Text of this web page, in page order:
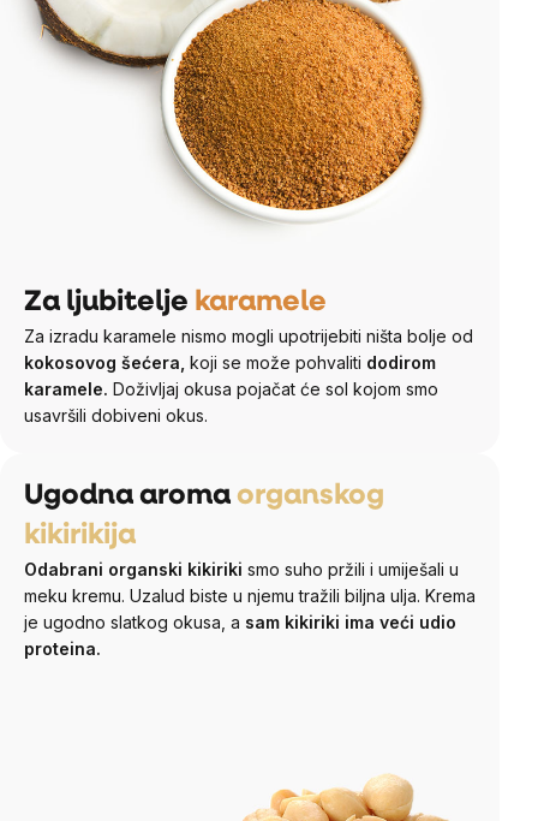
Za ljubitelje karamele
Za izradu karamele nismo mogli upotrijebiti ništa bolje od
kokosovog šećera, koji se može pohvaliti dodirom
karamele. Doživljaj okusa pojačat će sol kojom smo
usavršili dobiveni okus.
Ugodna aroma organskog
kikirikija
Odabrani organski kikiriki smo suho pržili i umiješali u
meku kremu. Uzalud biste u njemu tražili biljna ulja. Krema
je ugodno slatkog okusa, a sam kikiriki ima veći udio
proteina.